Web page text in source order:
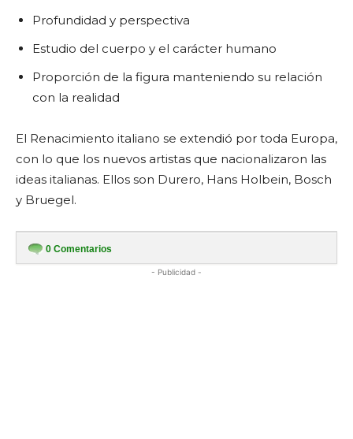
Profundidad y perspectiva
Estudio del cuerpo y el carácter humano
Proporción de la figura manteniendo su relación
con la realidad
El Renacimiento italiano se extendió por toda Europa,
con lo que los nuevos artistas que nacionalizaron las
ideas italianas. Ellos son Durero, Hans Holbein, Bosch
y Bruegel.
0 Comentarios
- Publicidad -